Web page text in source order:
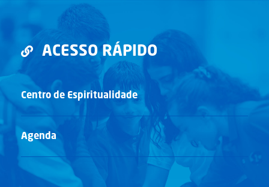
ACESSO RÁPIDO
Centro de Espiritualidade
Agenda